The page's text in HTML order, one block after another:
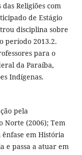
Religiões com
de Estágio
disciplina sobre
período 2013.2.
para o
da Paraíba,
Indígenas.
pela
Norte (2006); Tem
em História
e passa a atuar em